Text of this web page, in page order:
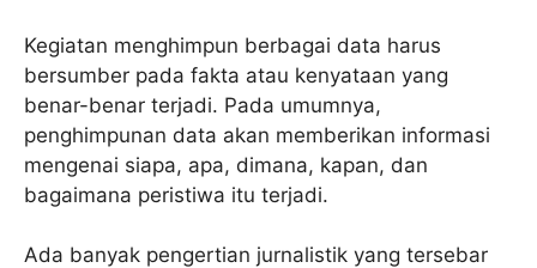
Kegiatan menghimpun berbagai data harus
bersumber pada fakta atau kenyataan yang
benar-benar terjadi. Pada umumnya,
penghimpunan data akan memberikan informasi
mengenai siapa, apa, dimana, kapan, dan
bagaimana peristiwa itu terjadi.
Ada banyak pengertian jurnalistik yang tersebar